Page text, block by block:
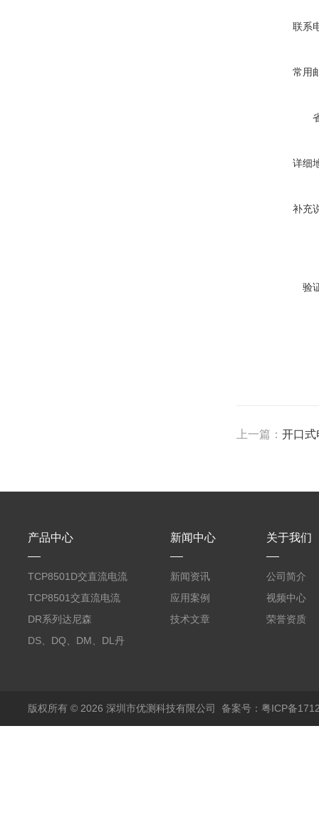
联系
常用
详细
补充
验
上一篇：开口式
产品中心
TCP8501D交直流电流
探头500A
TCP8501交直流电流
探头500A
DR系列达尼森
Danisense高精度电流
DS、DQ、DM、DL丹
新闻中心
新闻资讯
应用案例
技术文章
关于我们
公司简介
视频中心
荣誉资质
版权所有 © 2026 深圳市优测科技有限公司 备案号：粤ICP备